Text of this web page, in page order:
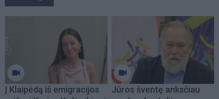
Į Klaipėdą iš emigracijos
Jūros šventę anksčiau